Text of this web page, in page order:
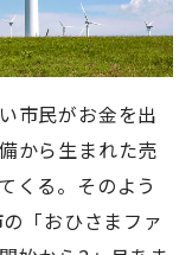
市民がお金を出
から生まれた売
くる。そのよう
「おひさまファ